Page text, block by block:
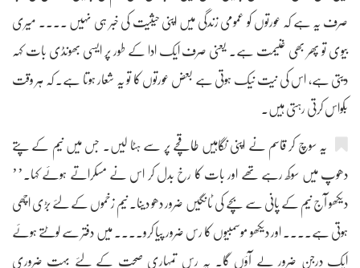
صرف یہ ہے کہ عورتوں کو عمومی زندگی میں اپنی حیثیت کی خبر ہی نہیں .... میری
بیوی تو پھر بھی غنیمت ہے۔ یعنی صرف ایک ادا کے طور پر ایسی بھونڈی بات کہہ
دیتی ہے، اس کی نیت نیک ہوتی ہے بعض عورتوں کا تو یہ شعار ہوتا ہے۔ کہ ہر وقت
بکواس کرتی رہتی ہیں۔
یہ سوچ کر قاسم نے اپنی نگاہیں طاقچے پر سے ہٹا لیں۔ جس میں نیم کے پتے
دھوپ میں سوکھ رہے تھے اور بات کا رخ بدل کر اس نے مسکراتے ہوئے کہا۔’’
دیکھو آج نیم کے پانی سے بچے کی ٹانگیں ضرور دھو دینا۔ نیم زخموں کے لئے بڑی اچھی
ہوتی ہے.... اور دیکھو موسمبیوں کا رس ضرور پیا کرو.... میں دفتر سے لوٹتے ہوئے
ایک درجن ضرور لے آؤں گا۔ یہ رس تمہاری صحت کے لئے بہت ضروری